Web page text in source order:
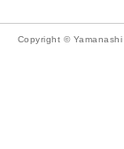
Copyright ©